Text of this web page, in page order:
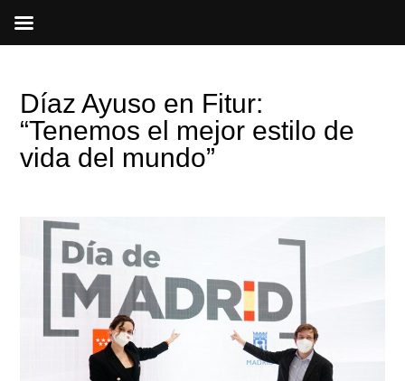
Díaz Ayuso en Fitur:
“Tenemos el mejor estilo de
vida del mundo”